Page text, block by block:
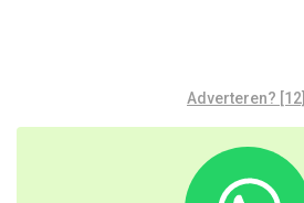
Adverteren? [12]